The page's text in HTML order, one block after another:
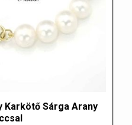
Karkötő Sárga Arany